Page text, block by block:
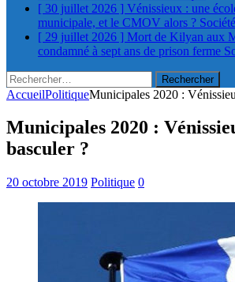
[ 30 juillet 2026 ] Vénissieux : une
municipale, et le CMOV alors ? Société
[ 29 juillet 2026 ] Mort de Kilyan aux
condamné à sept ans de prison ferme
Rechercher :
AccueilPolitiqueMunicipales 2020 :
Municipales 2020 :
basculer ?
20 octobre 2019 Politique 0